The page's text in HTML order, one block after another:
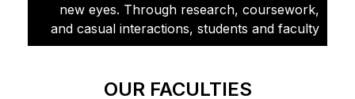
new eyes. Through
and casual
learn from and challenge